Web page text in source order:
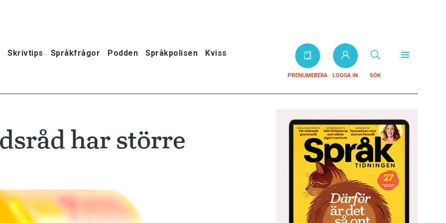
Skrivtips Språkfrågor Podden Språkpolisen Kviss
PRENUMERERA LOGGA IN SÖK
har större